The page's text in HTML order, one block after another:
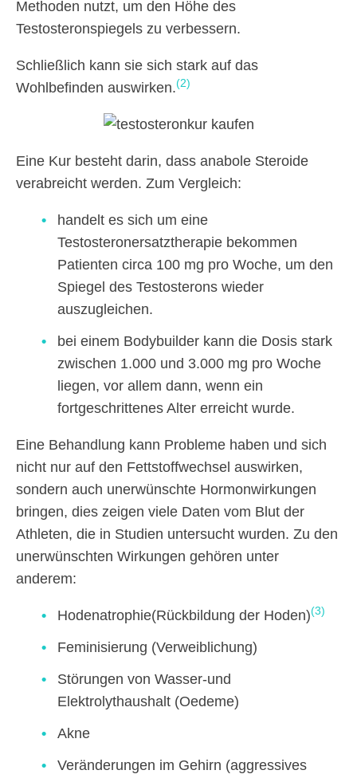
Methoden nutzt, um den Höhe des
Testosteronspiegels zu verbessern.
Schließlich kann sie sich stark auf das
Wohlbefinden auswirken.(2)
Eine Kur besteht darin, dass anabole Steroide
verabreicht werden. Zum Vergleich:
handelt es sich um eine
Testosteronersatztherapie bekommen
Patienten circa 100 mg pro Woche, um den
Spiegel des Testosterons wieder
auszugleichen.
bei einem Bodybuilder kann die Dosis stark
zwischen 1.000 und 3.000 mg pro Woche
liegen, vor allem dann, wenn ein
fortgeschrittenes Alter erreicht wurde.
Eine Behandlung kann Probleme haben und sich
nicht nur auf den Fettstoffwechsel auswirken,
sondern auch unerwünschte Hormonwirkungen
bringen, dies zeigen viele Daten vom Blut der
Athleten, die in Studien untersucht wurden. Zu den
unerwünschten Wirkungen gehören unter
anderem:
Hodenatrophie(Rückbildung der Hoden)(3)
Feminisierung (Verweiblichung)
Störungen von Wasser-und
Elektrolythaushalt (Oedeme)
Akne
Veränderungen im Gehirn (aggressives